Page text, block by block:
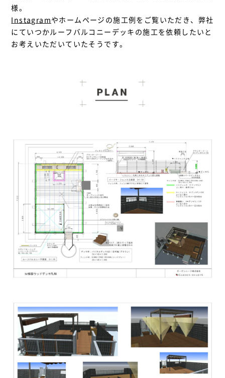
様。
Instagramやホームページの施工例をご覧いただき、弊社
にていつかルーフバルコニーデッキの施工を依頼したいと
お考えいただいていたそうです。